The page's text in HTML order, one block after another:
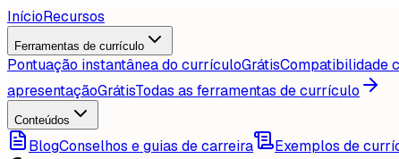
InícioRecursos
Ferramentas de currículo
Pontuação instantânea do currículoGrátisCompatibilidade
apresentaçãoGrátisTodas as ferramentas de currículo
Conteúdos
BlogConselhos e guias de carreira Exemplos de